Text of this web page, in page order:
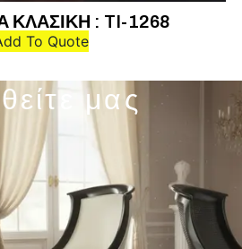
ΚΛΑΣΙΚΗ : TI-1268
To Quote
μας